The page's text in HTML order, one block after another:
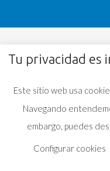
Tu privacidad es
Este sitio web usa
Navegando
embargo, puedes
Configurar cookies